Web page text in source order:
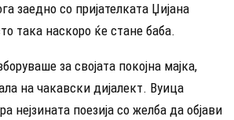
заедно со пријателката Џијана
така наскоро ќе стане баба.
за својата покојна мајка,
на чакавски дијалект. Вуица
нејзината поезија со желба да објави